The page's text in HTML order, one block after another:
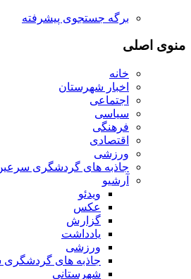
برگه جستجوی پیشرفته
منوی اصلی
خانه
اخبار شهرستان
اجتماعی
سیاسی
فرهنگی
اقتصادی
ورزشی
جاذبه های گردشگری
آرشیو
ویدئو
عکس
گزارش
یادداشت
ورزشی
جاذبه های
شهرستانی